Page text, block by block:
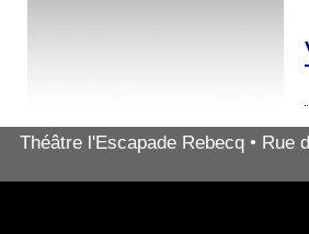
Théâtre l'Escapade Rebecq • Rue